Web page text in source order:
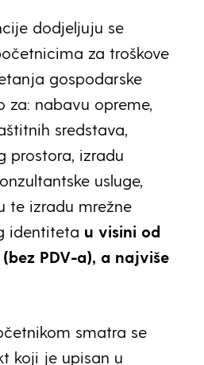
dodjeljuju se
za troškove
gospodarske
za: nabavu opreme,
sredstava,
prostora, izradu
usluge,
te izradu mrežne
identiteta u visini od
PDV-a), a najviše
smatra se
koji je upisan u